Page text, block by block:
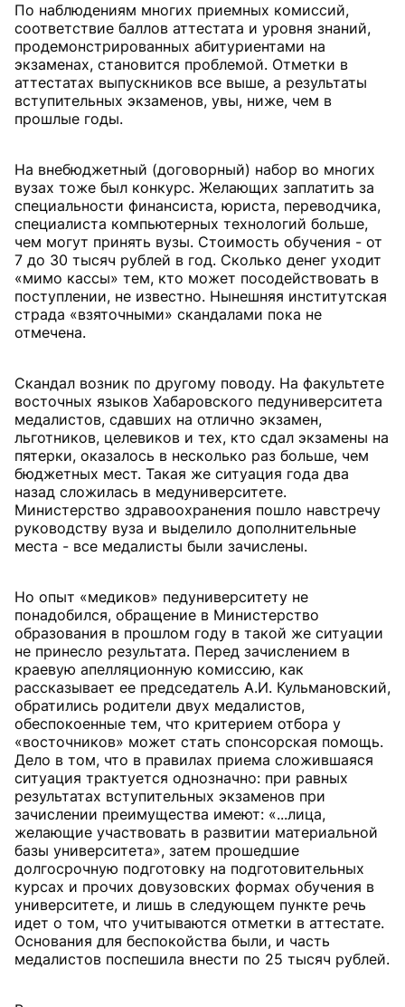
По наблюдениям многих приемных комиссий,
соответствие баллов аттестата и уровня знаний,
продемонстрированных абитуриентами на
экзаменах, становится проблемой. Отметки в
аттестатах выпускников все выше, а результаты
вступительных экзаменов, увы, ниже, чем в
прошлые годы.
На внебюджетный (договорный) набор во многих
вузах тоже был конкурс. Желающих заплатить за
специальности финансиста, юриста, переводчика,
специалиста компьютерных технологий больше,
чем могут принять вузы. Стоимость обучения - от
7 до 30 тысяч рублей в год. Сколько денег уходит
«мимо кассы» тем, кто может посодействовать в
поступлении, не известно. Нынешняя институтская
страда «взяточными» скандалами пока не
отмечена.
Скандал возник по другому поводу. На факультете
восточных языков Хабаровского педуниверситета
медалистов, сдавших на отлично экзамен,
льготников, целевиков и тех, кто сдал экзамены на
пятерки, оказалось в несколько раз больше, чем
бюджетных мест. Такая же ситуация года два
назад сложилась в медуниверситете.
Министерство здравоохранения пошло навстречу
руководству вуза и выделило дополнительные
места - все медалисты были зачислены.
Но опыт «медиков» педуниверситету не
понадобился, обращение в Министерство
образования в прошлом году в такой же ситуации
не принесло результата. Перед зачислением в
краевую апелляционную комиссию, как
рассказывает ее председатель А.И. Кульмановский,
обратились родители двух медалистов,
обеспокоенные тем, что критерием отбора у
«восточников» может стать спонсорская помощь.
Дело в том, что в правилах приема сложившаяся
ситуация трактуется однозначно: при равных
результатах вступительных экзаменов при
зачислении преимущества имеют: «...лица,
желающие участвовать в развитии материальной
базы университета», затем прошедшие
долгосрочную подготовку на подготовительных
курсах и прочих довузовских формах обучения в
университете, и лишь в следующем пункте речь
идет о том, что учитываются отметки в аттестате.
Основания для беспокойства были, и часть
медалистов поспешила внести по 25 тысяч рублей.